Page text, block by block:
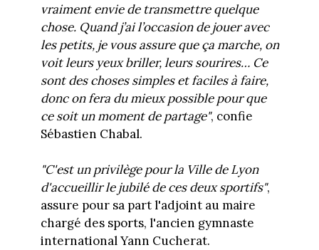
vraiment envie de transmettre quelque
chose. Quand j’ai l’occasion de jouer avec
les petits, je vous assure que ça marche, on
voit leurs yeux briller, leurs sourires… Ce
sont des choses simples et faciles à faire,
donc on fera du mieux possible pour que
ce soit un moment de partage", confie
Sébastien Chabal.
"C'est un privilège pour la Ville de Lyon
d'accueillir le jubilé de ces deux sportifs",
assure pour sa part l'adjoint au maire
chargé des sports, l'ancien gymnaste
international Yann Cucherat.